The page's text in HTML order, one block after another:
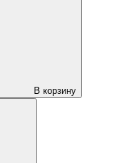
В корзину